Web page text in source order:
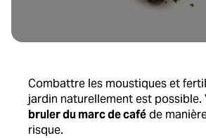
Combattre les moustiques et
jardin naturellement est
bruler du marc de caféde
risque.